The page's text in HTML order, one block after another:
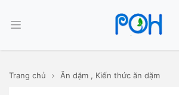
Trang chủ Ăn dặm , Kiến thức ăn dặm